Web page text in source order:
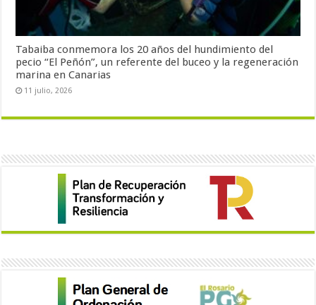
Tabaiba conmemora los 20 años del hundimiento del
pecio “El Peñón”, un referente del buceo y la regeneración
marina en Canarias
11 julio, 2026